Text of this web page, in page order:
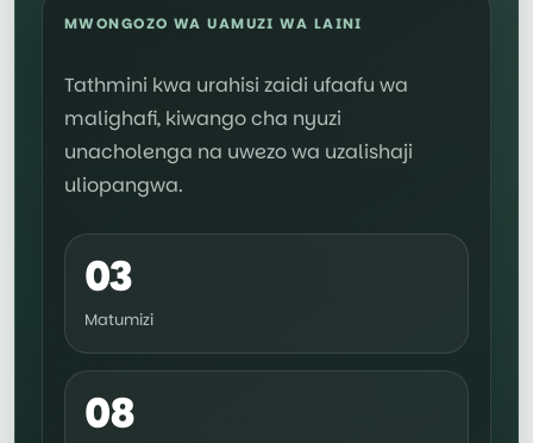
MWONGOZO WA UAMUZI WA LAINI
Tathmini kwa urahisi zaidi ufaafu wa
malighafi, kiwango cha nyuzi
unacholenga na uwezo wa uzalishaji
uliopangwa.
03
Matumizi
08